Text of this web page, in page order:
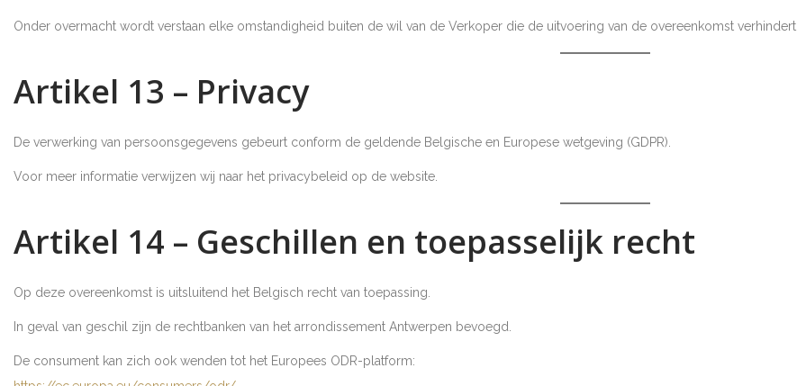
Onder overmacht wordt verstaan elke omstandigheid buiten de wil van de Verkoper die de uitvoering van de overeenkomst verhindert.
Artikel 13 – Privacy
De verwerking van persoonsgegevens gebeurt conform de geldende Belgische en Europese wetgeving (GDPR).
Voor meer informatie verwijzen wij naar het privacybeleid op de website.
Artikel 14 – Geschillen en toepasselijk recht
Op deze overeenkomst is uitsluitend het Belgisch recht van toepassing.
In geval van geschil zijn de rechtbanken van het arrondissement Antwerpen bevoegd.
De consument kan zich ook wenden tot het Europees ODR-platform: